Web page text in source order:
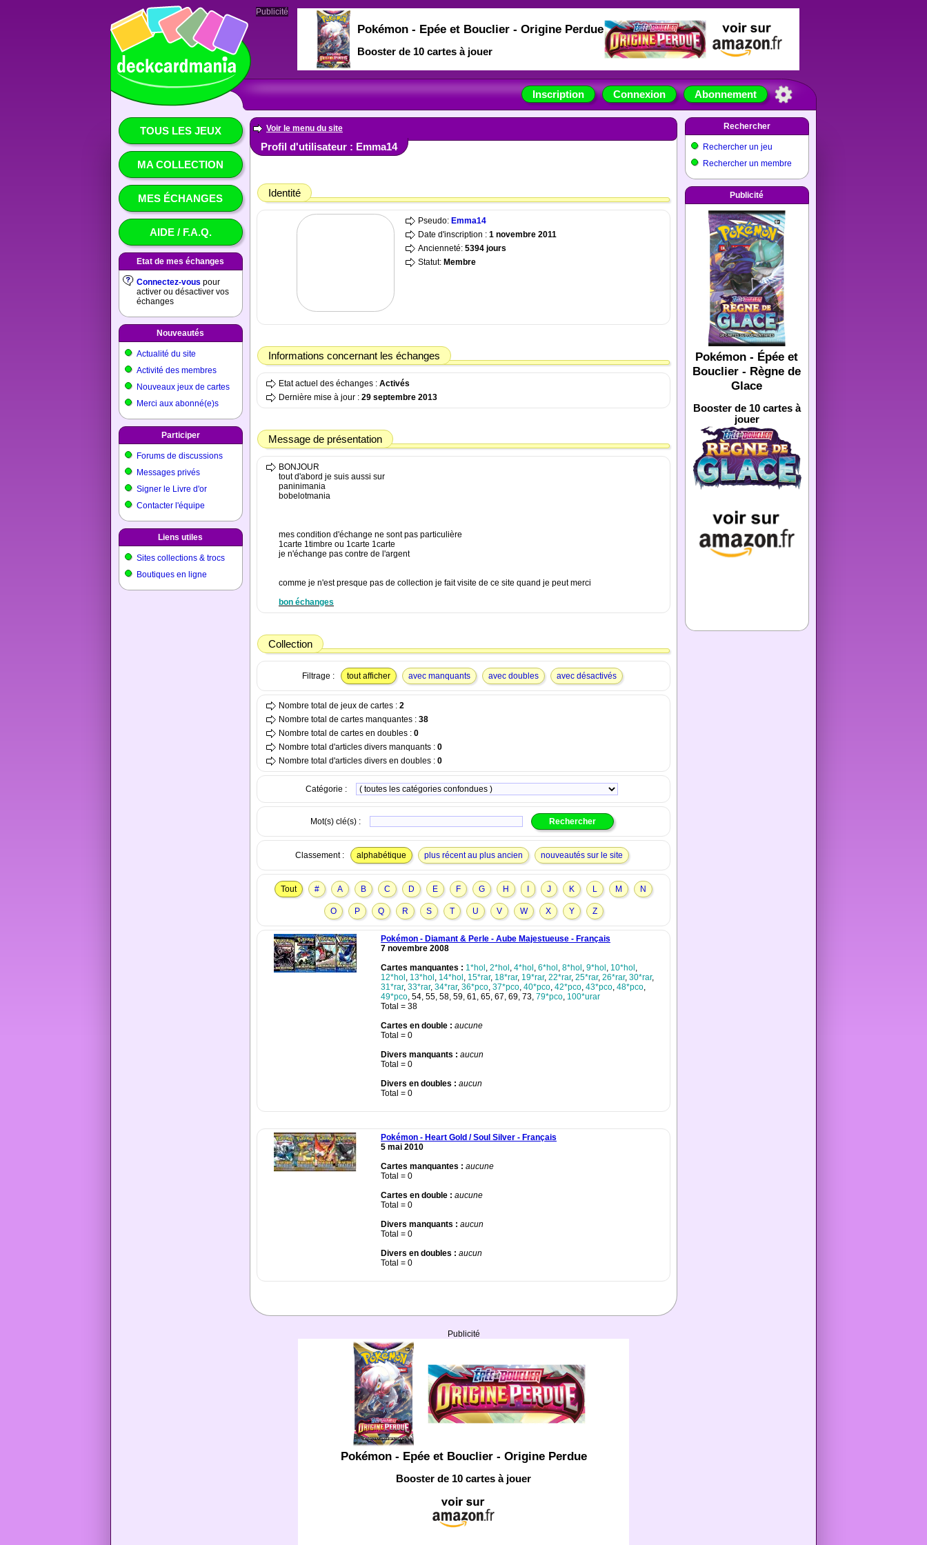
Inscription Connexion Abonnement
TOUS LES JEUX
MA COLLECTION
MES ÉCHANGES
AIDE / F.A.Q.
Etat de mes échanges
Connectez-vous pour
activer ou désactiver vos
échanges
Nouveautés
Actualité du site
Activité des membres
Nouveaux jeux de cartes
Merci aux abonné(e)s
Participer
Forums de discussions
Messages privés
Signer le Livre d'or
Contacter l'équipe
Liens utiles
Sites collections & trocs
Boutiques en ligne
Voir le menu du site
Profil d'utilisateur : Emma14
Identité
Pseudo: Emma14
Date d'inscription : 1 novembre 2011
Ancienneté: 5394 jours
Statut: Membre
Informations concernant les échanges
Etat actuel des échanges : Activés
Dernière mise à jour : 29 septembre 2013
Message de présentation
BONJOUR
tout d'abord je suis aussi sur
paninimania
bobelotmania
mes condition d'échange ne sont pas particulière
1carte 1timbre ou 1carte 1carte
je n'échange pas contre de l'argent
comme je n'est presque pas de collection je fait visite de ce site quand je peut merci
bon échanges
Collection
Filtrage : tout afficher avec manquants avec doubles avec désactivés
Nombre total de jeux de cartes : 2
Nombre total de cartes manquantes : 38
Nombre total de cartes en doubles : 0
Nombre total d'articles divers manquants : 0
Nombre total d'articles divers en doubles : 0
Catégorie :
Mot(s) clé(s) :
Classement : alphabétique plus récent au plus ancien nouveautés sur le site
Tout # A B C D E F G H J K L M N
O P Q R S T U V W X Y Z
Pokémon - Diamant & Perle - Aube Majestueuse - Français
7 novembre 2008
Cartes manquantes : 1*hol , 2*hol , 4*hol , 6*hol , 8*hol , 9*hol , 10*hol ,
12*hol , 13*hol , 14*hol , 15*rar, 18*rar, 19*rar, 22*rar, 25*rar, 26*rar, 30*rar,
31*rar, 33*rar, 34*rar, 36*pco, 37*pco, 40*pco, 42*pco, 43*pco, 48*pco,
49*pco, 54, 55, 58, 59, 61, 65, 67, 69, 73, 79*pco, 100*urar
Total = 38
Cartes en double : aucune
Total = 0
Divers manquants : aucun
Total = 0
Divers en doubles : aucun
Total = 0
Pokémon - Heart Gold / Soul Silver - Français
5 mai 2010
Cartes manquantes : aucune
Total = 0
Cartes en double : aucune
Total = 0
Divers manquants : aucun
Total = 0
Divers en doubles : aucun
Total = 0
Publicité
Pokémon - Epée et Bouclier - Origine Perdue
Booster de 10 cartes à jouer
Rechercher
Rechercher un jeu
Rechercher un membre
Publicité
Pokémon - Épée et
Bouclier - Règne de
Glace
Booster de 10 cartes à
jouer
Publicité
Pokémon - Epée et Bouclier - Origine Perdue
Booster de 10 cartes à jouer